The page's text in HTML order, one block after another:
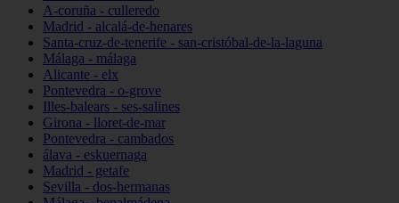
A-coruña - culleredo
Madrid - alcalá-de-henares
Santa-cruz-de-tenerife - san-cristóbal-de-la-laguna
Málaga - málaga
Alicante - elx
Pontevedra - o-grove
Illes-balears - ses-salines
Girona - lloret-de-mar
Pontevedra - cambados
álava - eskuernaga
Madrid - getafe
Sevilla - dos-hermanas